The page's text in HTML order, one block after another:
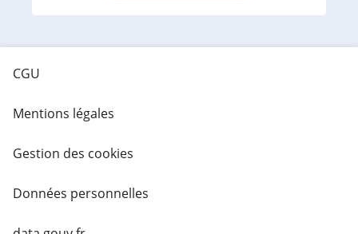
CGU
Mentions légales
Gestion des cookies
Données personnelles